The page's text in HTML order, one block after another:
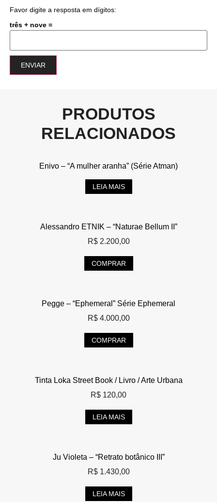
Favor digite a resposta em dígitos:
três + nove =
PRODUTOS
RELACIONADOS
Enivo – “A mulher aranha” (Série Atman)
LEIA MAIS
Alessandro ETNIK – “Naturae Bellum II”
R$2.200,00
COMPRAR
Pegge – “Ephemeral” Série Ephemeral
R$4.000,00
COMPRAR
Tinta Loka Street Book / Livro / Arte Urbana
R$ 120,00
LEIA MAIS
Ju Violeta – “Retrato botânico III”
R$1.430,00
LEIA MAIS